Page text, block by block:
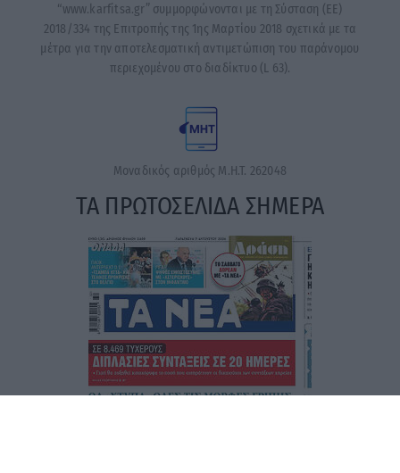
“www.karfitsa.gr” συμμορφώνονται με τη Σύσταση (ΕΕ)
2018/334 της Επιτροπής της 1ης Μαρτίου 2018 σχετικά με τα
μέτρα για την αποτελεσματική αντιμετώπιση του παράνομου
περιεχομένου στο διαδίκτυο (L 63).
Μοναδικός αριθμός Μ.Η.Τ. 262048
ΤΑ ΠΡΩΤΟΣΕΛΙΔΑ ΣΗΜΕΡΑ